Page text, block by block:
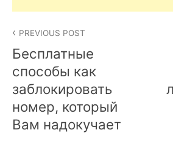
navigation
PREVIOUS POST
Бесплатные
способы как
заблокировать
номер, который
Вам надокучает